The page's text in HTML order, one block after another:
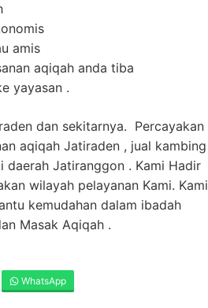
amis
aqiqah anda tiba
yayasan .
dan sekitarnya. Percayakan
aqiqah Jatiraden , jual kambing
Jatiranggon . Kami Hadir
wilayah pelayanan Kami. Kami
kemudahan dalam ibadah
Masak Aqiqah .
WhatsApp